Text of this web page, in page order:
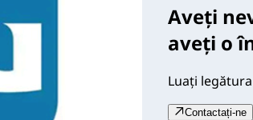
Aveți
aveți o
Luați
Contactați-ne